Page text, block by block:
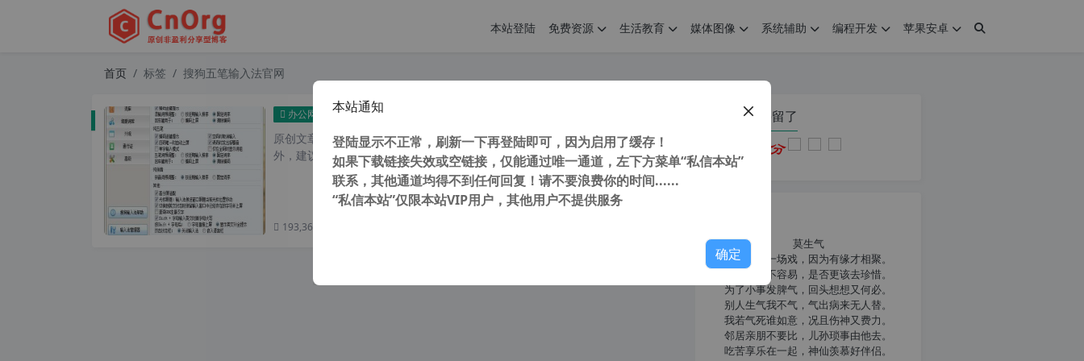
本站登陆 免费资源 生活教育 媒体图像 系统辅助 编程开发 苹果安卓
首页 标签 搜狗五笔输入法官网
办公网络 搜狗五笔输入法 5.5c v5.5.0.2581去广告去升级电脑版
原创文章，转载请注明： 转载自 cnorg.12hp.de 注意： 由于网站空间位于国
外，建议避开晚上的访问高...
193,366 次浏览
您在本页停留了
莫生气
人生就像一场戏，因为有缘才相聚。
相扶到老不容易，是否更该去珍惜。
为了小事发脾气，回头想想又何必。
别人生气我不气，气出病来无人替。
我若气死谁如意，况且伤神又费力。
邻居亲朋不要比，儿孙琐事由他去。
吃苦享乐在一起，神仙羡慕好伴侣。
本站通知
登陆显示不正常，刷新一下再登陆即可，因为启用了缓存！
如果下载链接失效或空链接，仅能通过唯一通道，左下方菜单“私信本站”
联系，其他通道均得不到任何回复！请不要浪费你的时间......
“私信本站”仅限本站VIP用户，其他用户不提供服务
确定